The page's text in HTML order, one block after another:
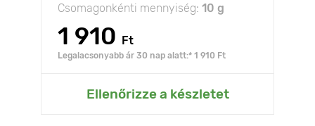
Csomagonkénti mennyiség: 10 g
1 910 Ft
Legalacsonyabb ár 30 nap alatt:* 1 910 Ft
Ellenőrizze a készletet